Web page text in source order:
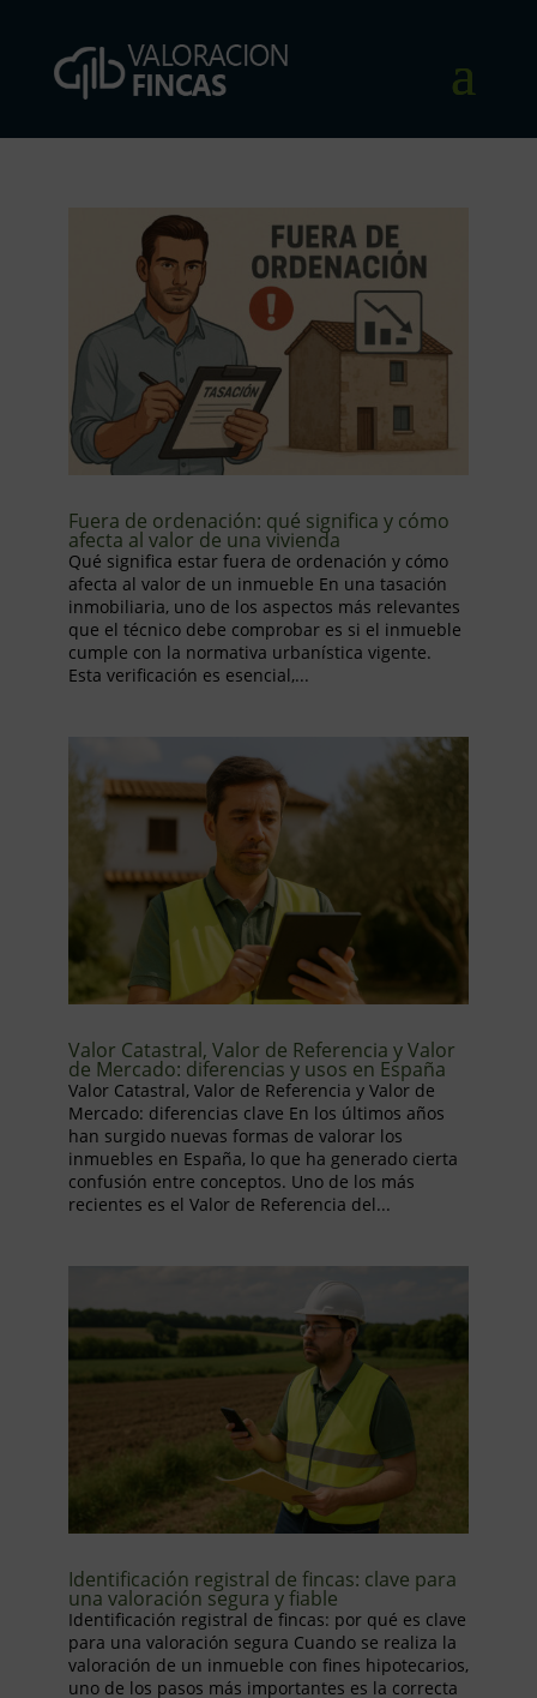
Fuera de ordenación: qué significa y cómo
afecta al valor de una vivienda
Qué significa estar fuera de ordenación y cómo
afecta al valor de un inmueble En una tasación
inmobiliaria, uno de los aspectos más relevantes
que el técnico debe comprobar es si el inmueble
cumple con la normativa urbanística vigente.
Esta verificación es esencial,...
Valor Catastral, Valor de Referencia y Valor
de Mercado: diferencias y usos en España
Valor Catastral, Valor de Referencia y Valor de
Mercado: diferencias clave En los últimos años
han surgido nuevas formas de valorar los
inmuebles en España, lo que ha generado cierta
confusión entre conceptos. Uno de los más
recientes es el Valor de Referencia del...
Identificación registral de fincas: clave para
una valoración segura y fiable
Identificación registral de fincas: por qué es clave
para una valoración segura Cuando se realiza la
valoración de un inmueble con fines hipotecarios,
uno de los pasos más importantes es la correcta